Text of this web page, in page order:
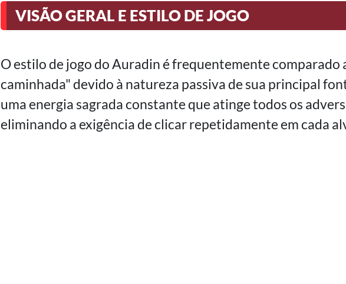
VISÃO GERAL E ESTILO DE JOGO
O estilo de jogo do Auradin é frequentemente comparado
caminhada" devido à natureza passiva de sua principal
uma energia sagrada constante que atinge todos os
eliminando a exigência de clicar repetidamente em cada